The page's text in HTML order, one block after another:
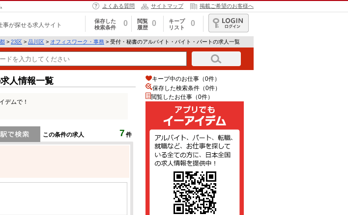
よくある質問 サイトマップ 掲載ご希望のお客様へ
事が探せる求人サイト
保存した
検索条件
0
閲覧
履歴
0
キープ
リスト
0
ログイン
> 23区 > 品川区 > オフィスワーク・事務 > 受付・秘書のアルバイト・バイト・パートの求人一覧
人情報一覧
デムで！
この条件の求人 7 件
キープ中のお仕事（0件）
保存した検索条件（0件）
閲覧したお仕事（0件）